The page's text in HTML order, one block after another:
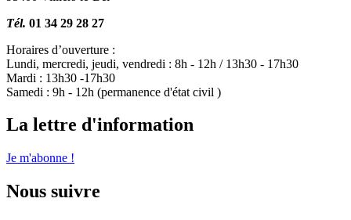
Tél. 01 34 29 28 27
Horaires d’ouverture :
Lundi, mercredi, jeudi, vendredi : 8h - 12h / 13h30 - 17h30
Mardi : 13h30 -17h30
Samedi : 9h - 12h (permanence d'état civil )
La lettre d'information
Je m'abonne !
Nous suivre